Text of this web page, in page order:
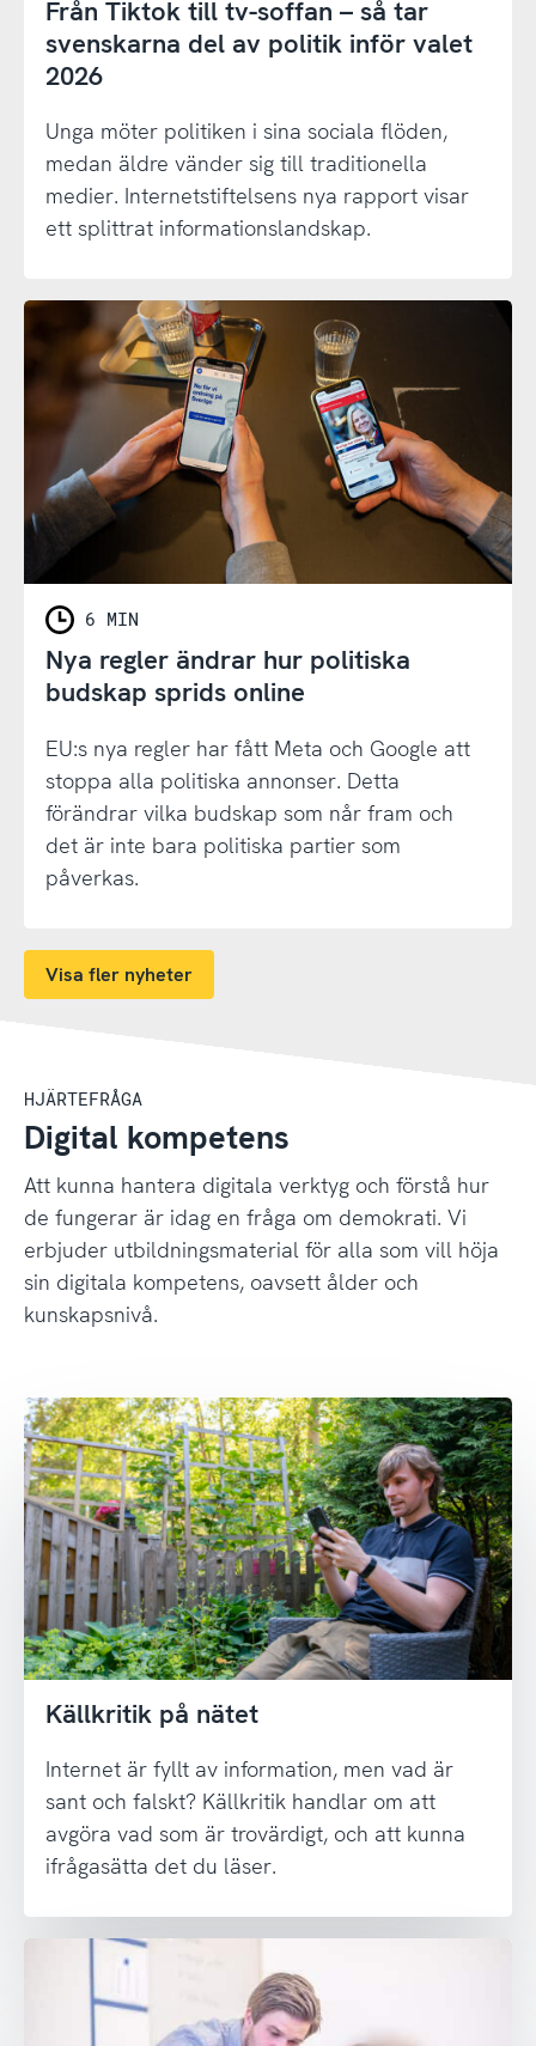
Från Tiktok till tv-soffan – så tar
svenskarna del av politik inför valet
2026
Unga möter politiken i sina sociala flöden,
medan äldre vänder sig till traditionella
medier. Internetstiftelsens nya rapport visar
ett splittrat informationslandskap.
6 MIN
Nya regler ändrar hur politiska
budskap sprids online
EU:s nya regler har fått Meta och Google att
stoppa alla politiska annonser. Detta
förändrar vilka budskap som når fram och
det är inte bara politiska partier som
påverkas.
Visa fler nyheter
HJÄRTEFRÅGA
Digital kompetens
Att kunna hantera digitala verktyg och förstå hur
de fungerar är idag en fråga om demokrati. Vi
erbjuder utbildningsmaterial för alla som vill höja
sin digitala kompetens, oavsett ålder och
kunskapsnivå.
Källkritik på nätet
Internet är fyllt av information, men vad är
sant och falskt? Källkritik handlar om att
avgöra vad som är trovärdigt, och att kunna
ifrågasätta det du läser.